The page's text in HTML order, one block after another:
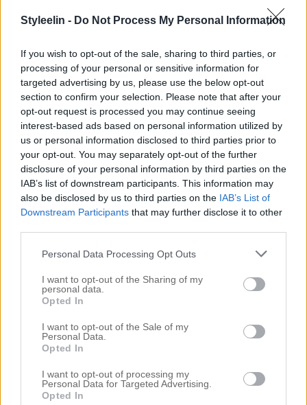
Styleelin - Do Not Process My Personal Information
If you wish to opt-out of the sale, sharing to third parties, or
processing of your personal or sensitive information for
targeted advertising by us, please use the below opt-out
section to confirm your selection. Please note that after your
opt-out request is processed you may continue seeing
interest-based ads based on personal information utilized by
us or personal information disclosed to third parties prior to
your opt-out. You may separately opt-out of the further
disclosure of your personal information by third parties on the
IAB’s list of downstream participants. This information may
also be disclosed by us to third parties on the IAB’s List of
Downstream Participants that may further disclose it to other
Personal Data Processing Opt Outs
I want to opt-out of the Sharing of my
personal data.
Opted In
I want to opt-out of the Sale of my
Personal Data.
Opted In
I want to opt-out of processing my
Personal Data for Targeted Advertising.
Opted In
hittar inlägget HÄR. Men denna gång handlar det
om: ||| A HALF-UP TOP KNOT (Halv knut) ||| Detta
är också en väldigt enkel och smidig frisyr på många
sätt: 1. Det spelar ingen roll om håret är […]
DET ÄR DAGS, VAD HÄNDE EGENTLIGEN?
6 januari 2015, 21:29
Åh, nu är det dags – JAG SKA FÅ JOBBA. Jag är
så himla exalterad, ni anar inte. Jag har varit
sjukskriven nästan tre veckor nu och det är många
utav er som frågat vad vad som har hänt, tänkte